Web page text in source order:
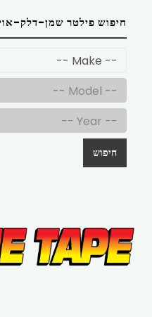
חיפוש פילטר שמן-דלק-
חיפוש